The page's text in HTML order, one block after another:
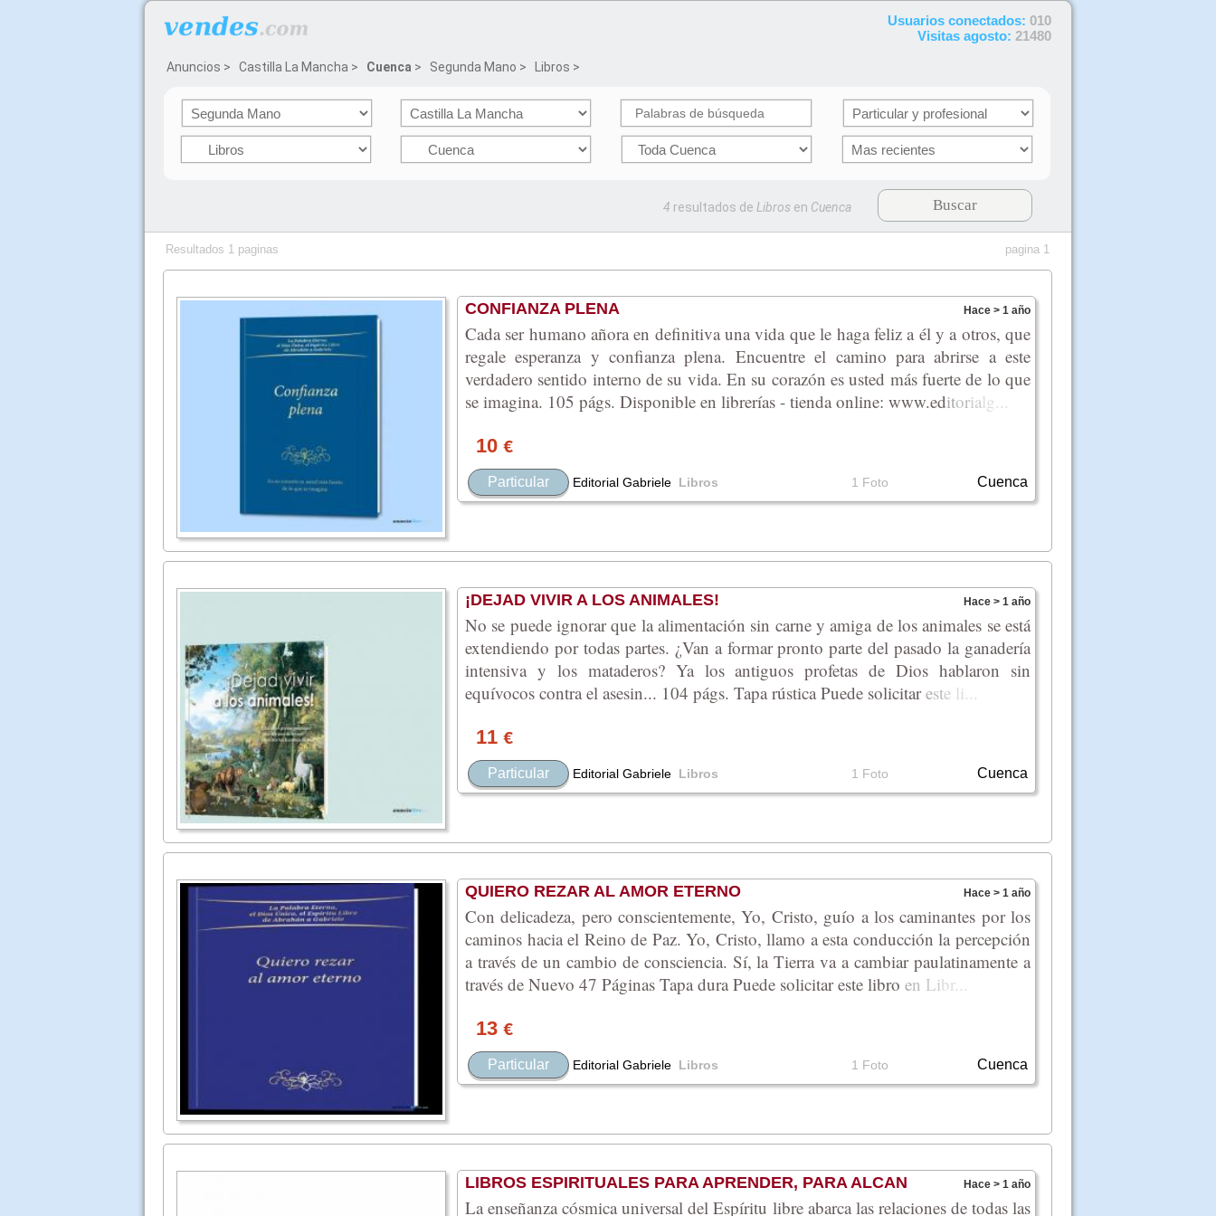
Usuarios conectados: 010
Visitas agosto: 21480
Anuncios > Castilla La Mancha > Cuenca > Segunda Mano > Libros >
4 resultados de Libros en Cuenca Buscar
Resultados 1 paginas pagina 1
CONFIANZA PLENA Hace > 1 año
Cada ser humano añora en definitiva una vida que le haga feliz a él y a otros, que
regale esperanza y confianza plena. Encuentre el camino para abrirse a este
verdadero sentido interno de su vida. En su corazón es usted más fuerte de lo que
se imagina. 105 págs. Disponible en librerías - tienda online: www.editorialg...
10 €
Particular Editorial Gabriele Libros 1 Foto Cuenca
¡DEJAD VIVIR A LOS ANIMALES! Hace > 1 año
No se puede ignorar que la alimentación sin carne y amiga de los animales se está
extendiendo por todas partes. ¿Van a formar pronto parte del pasado la ganadería
intensiva y los mataderos? Ya los antiguos profetas de Dios hablaron sin
equívocos contra el asesin... 104 págs. Tapa rústica Puede solicitareste li...
11 €
Particular Editorial Gabriele Libros 1 Foto Cuenca
QUIERO REZAR AL AMOR ETERNO Hace > 1 año
Con delicadeza, pero conscientemente, Yo, Cristo, guío a los caminantes por los
caminos hacia el Reino de Paz. Yo, Cristo, llamo a esta conducción la percepción
a través de un cambio de consciencia. Sí, la Tierra va a cambiar paulatinamente a
través de Nuevo 47 Páginas Tapa dura Puede solicitar este libro en Libr...
13 €
Particular Editorial Gabriele Libros 1 Foto Cuenca
LIBROS ESPIRITUALES PARA APRENDER, PARA ALCAN Hace > 1 año
La enseñanza cósmica universal del Espíritu libre abarca las relaciones de todas las